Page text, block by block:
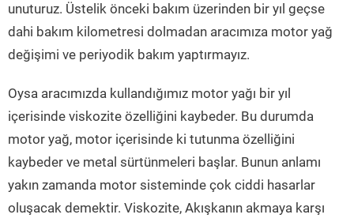
unuturuz. Üstelik önceki bakım üzerinden bir yıl geçse
dahi bakım kilometresi dolmadan aracımıza motor yağ
değişimi ve periyodik bakım yaptırmayız.
Oysa aracımızda kullandığımız motor yağı bir yıl
içerisinde viskozite özelliğini kaybeder. Bu durumda
motor yağ, motor içerisinde ki tutunma özelliğini
kaybeder ve metal sürtünmeleri başlar. Bunun anlamı
yakın zamanda motor sisteminde çok ciddi hasarlar
oluşacak demektir. Viskozite, Akışkanın akmaya karşı